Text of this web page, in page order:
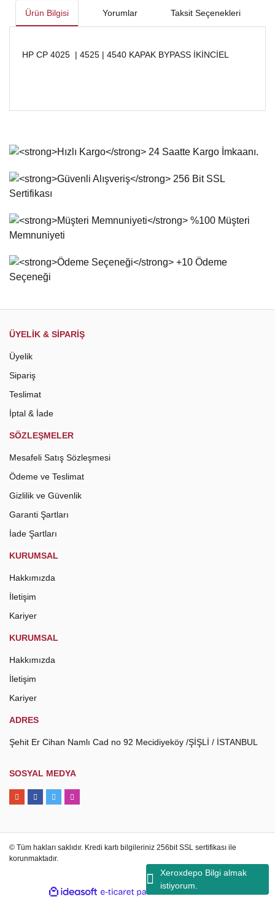
Xeroxdepo Bilgi almak
istiyorum.
Ürün Bilgisi Yorumlar Taksit Seçenekleri
HP CP 4025 | 4525 | 4540 KAPAK BYPASS İKİNCİEL
Bu ürünün fiyat bilgisi, resim, ürün açıklamalarında ve diğer
Görüş ve önerileriniz için teşekkür ederiz.
Ürün resmi kalitesiz, bozuk veya görüntülenemiyor.
Ürün açıklamasında eksik bilgiler bulunuyor.
Ürün fiyatı diğer sitelerden daha pahalı.
ÜYELİK & SİPARİŞ
Üyelik
Sipariş
Teslimat
İptal & İade
SÖZLEŞMELER
Mesafeli Satış Sözleşmesi
Ödeme ve Teslimat
Gizlilik ve Güvenlik
Garanti Şartları
İade Şartları
KURUMSAL
Hakkımızda
İletişim
Kariyer
KURUMSAL
Hakkımızda
İletişim
Kariyer
ADRES
Şehit Er Cihan Namlı Cad no 92 Mecidiyeköy /ŞİŞLİ / İSTANBUL
SOSYAL MEDYA
© Tüm hakları saklıdır. Kredi kartı bilgileriniz 256bit SSL sertifikası ile
korunmaktadır.
ideasoft
e-